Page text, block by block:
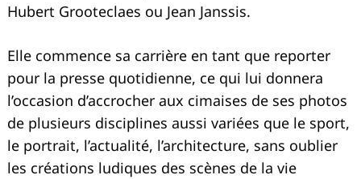
Hubert Grooteclaes ou Jean Janssis.
Elle commence sa carrière en tant que reporter
pour la presse quotidienne, ce qui lui donnera
l’occasion d’accrocher aux cimaises de ses photos
de plusieurs disciplines aussi variées que le sport,
le portrait, l’actualité, l’architecture, sans oublier
les créations ludiques des scènes de la vie